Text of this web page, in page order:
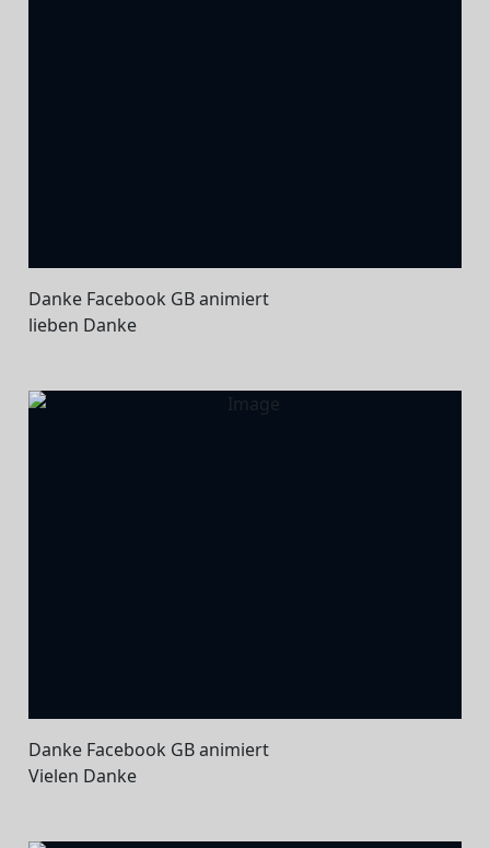
Danke Facebook GB animiert
lieben Danke
Danke Facebook GB animiert
Vielen Danke